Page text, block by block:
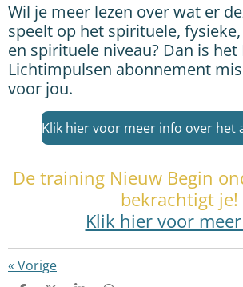
Wil je meer lezen over wat er
speelt op het spirituele,
en spirituele niveau? Dan is
Lichtimpulsen abonnement
voor jou.
Klik hier voor meer info over het
De training Nieuw Begin
bekrachtigt je!
Klik hier voor
«Vorige